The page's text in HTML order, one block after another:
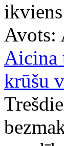
Avots:
Aicina
krūšu